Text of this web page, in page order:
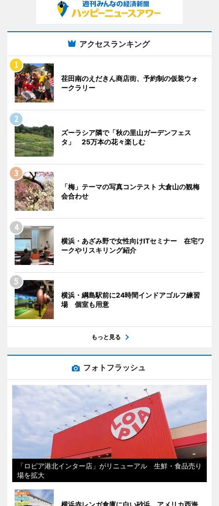
アクセスランキング
荏田南のえだきん商店街、予約制の仮装ウォ
ークラリー
ズーラシア隣で「秋の里山ガーデンフェス
タ」 25万本の花々楽しむ
「梅」テーマの写真コンテスト 大倉山の観梅
会合わせ
横浜・あざみ野で女性向けITセミナー 在宅ワ
ークやリスキリング紹介
横浜・綱島駅前に24時間インドアゴルフ練習
場 個室も用意
もっと見る
フォトフラッシュ
「ロピア港北インター店」がリニューアル 生鮮・食品売り
場を拡大
横浜赤レンガ倉庫に白い砂浜 アメリカ西海